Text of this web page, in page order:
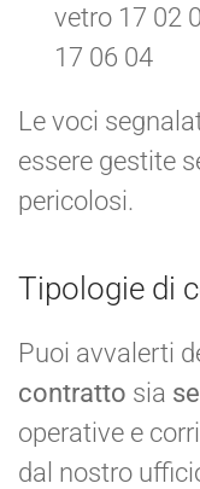
vetro 17 02
17 06 04
Le voci
essere gestite
pericolosi.
Tipologie di
Puoi avvalerti
contratto sia
operative e
dal nostro